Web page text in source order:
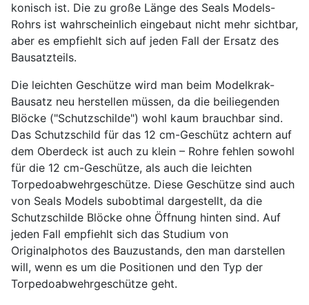
konisch ist. Die zu große Länge des Seals Models-
Rohrs ist wahrscheinlich eingebaut nicht mehr sichtbar,
aber es empfiehlt sich auf jeden Fall der Ersatz des
Bausatzteils.
Die leichten Geschütze wird man beim Modelkrak-
Bausatz neu herstellen müssen, da die beiliegenden
Blöcke ("Schutzschilde") wohl kaum brauchbar sind.
Das Schutzschild für das 12 cm-Geschütz achtern auf
dem Oberdeck ist auch zu klein – Rohre fehlen sowohl
für die 12 cm-Geschütze, als auch die leichten
Torpedoabwehrgeschütze. Diese Geschütze sind auch
von Seals Models subobtimal dargestellt, da die
Schutzschilde Blöcke ohne Öffnung hinten sind. Auf
jeden Fall empfiehlt sich das Studium von
Originalphotos des Bauzustands, den man darstellen
will, wenn es um die Positionen und den Typ der
Torpedoabwehrgeschütze geht.